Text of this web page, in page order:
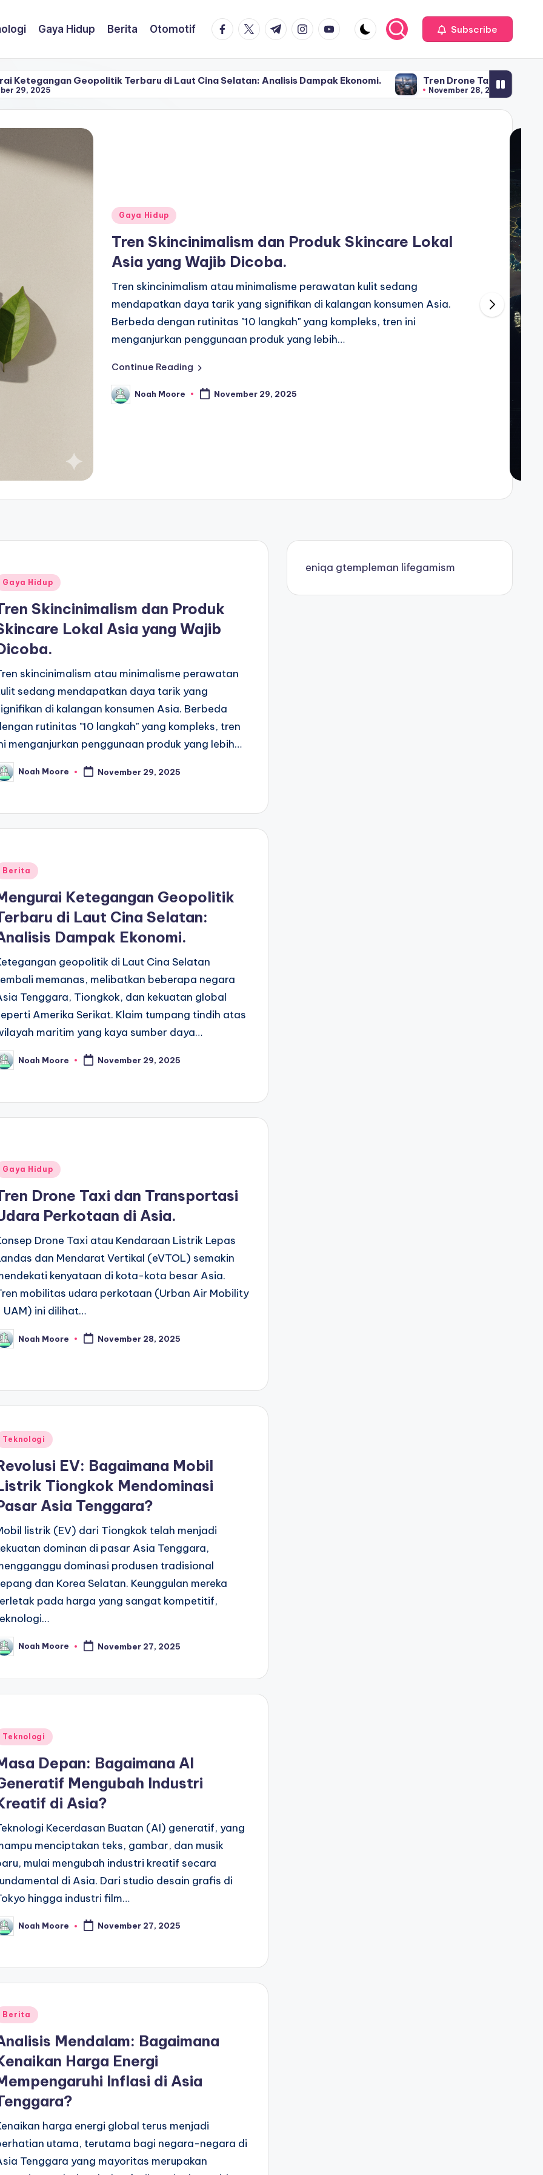
Gaya Hidup Berita Otomotif facebook.com
twitter.com
t.me instagram.com
youtube.com Subscribe
Terbaru di Laut Cina Selatan: Analisis Dampak Ekonomi. Tren Drone Taxi dan Transportasi Udara
November 28, 2025
Posted
Gaya Hidup
Tren Skincinimalism dan Produk Skincare Lokal
Asia yang Wajib Dicoba.
Tren skincinimalism atau minimalisme perawatan kulit sedang
mendapatkan daya tarik yang signifikan di kalangan konsumen Asia.
Berbeda dengan rutinitas "10 langkah" yang kompleks, tren ini
menganjurkan penggunaan produk yang lebih…
Continue Reading
Posted
by
Noah Moore November 29, 2025
Gaya Hidup
Skincinimalism dan Produk
Lokal Asia yang Wajib
skincinimalism atau minimalisme perawatan
sedang mendapatkan daya tarik yang
di kalangan konsumen Asia. Berbeda
rutinitas "10 langkah" yang kompleks, tren
menganjurkan penggunaan produk yang lebih…
Noah Moore November 29, 2025
Berita
Ketegangan Geopolitik
di Laut Cina Selatan:
Dampak Ekonomi.
geopolitik di Laut Cina Selatan
memanas, melibatkan beberapa negara
Tenggara, Tiongkok, dan kekuatan global
Amerika Serikat. Klaim tumpang tindih atas
maritim yang kaya sumber daya…
Noah Moore November 29, 2025
Gaya Hidup
Drone Taxi dan Transportasi
Perkotaan di Asia.
Drone Taxi atau Kendaraan Listrik Lepas
dan Mendarat Vertikal (eVTOL) semakin
kenyataan di kota-kota besar Asia.
mobilitas udara perkotaan (Urban Air Mobility
UAM) ini dilihat…
Noah Moore November 28, 2025
Teknologi
EV: Bagaimana Mobil
Tiongkok Mendominasi
Asia Tenggara?
listrik (EV) dari Tiongkok telah menjadi
dominan di pasar Asia Tenggara,
dominasi produsen tradisional
dan Korea Selatan. Keunggulan mereka
pada harga yang sangat kompetitif,
Noah Moore November 27, 2025
Teknologi
Depan: Bagaimana AI
Mengubah Industri
di Asia?
Kecerdasan Buatan (AI) generatif, yang
menciptakan teks, gambar, dan musik
mulai mengubah industri kreatif secara
di Asia. Dari studio desain grafis di
hingga industri film…
Noah Moore November 27, 2025
Berita
Mendalam: Bagaimana
Harga Energi
Inflasi di Asia
harga energi global terus menjadi
utama, terutama bagi negara-negara di
Tenggara yang mayoritas merupakan
eniqa gtempleman lifegamism